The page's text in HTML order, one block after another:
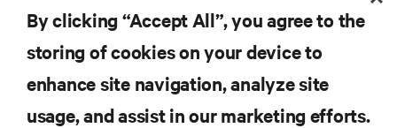
자료
지원
By clicking “Accept All”, you agree to the
storing of cookies on your device to
enhance site navigation, analyze site
usage, and assist in our marketing efforts.